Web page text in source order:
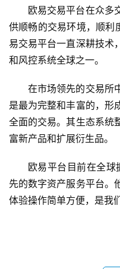
欧易交易平台在众多
供顺畅的交易环境，顺利
易交易平台一直深耕技术
和风控系统全球之一。
在市场领先的交易所
是最为完整和丰富的，形
全面的交易。其生态系统
富新产品和扩展衍生品。
欧易平台目前在全
先的数字资产服务平台。
体验操作简单方便，是我